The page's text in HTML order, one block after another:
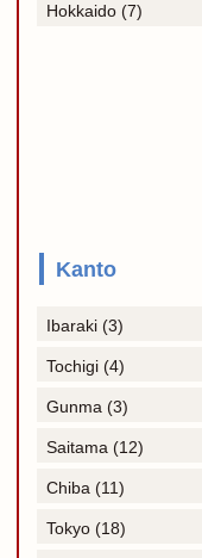
Hokkaido (7)
Kanto
Ibaraki (3)
Tochigi (4)
Gunma (3)
Saitama (12)
Chiba (11)
Tokyo (18)